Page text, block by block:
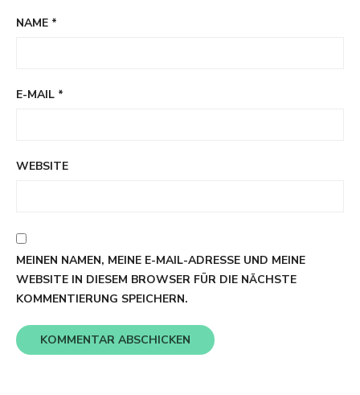
NAME *
E-MAIL *
WEBSITE
MEINEN NAMEN, MEINE E-MAIL-ADRESSE UND MEINE
WEBSITE IN DIESEM BROWSER FÜR DIE NÄCHSTE
KOMMENTIERUNG SPEICHERN.